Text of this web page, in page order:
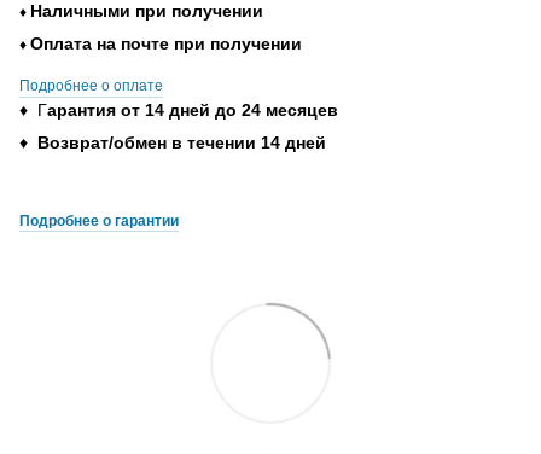
♦ Наличными при получении
♦ Оплата на почте при получении
Подробнее о оплате
♦ Гарантия от 14 дней до 24 месяцев
♦ Возврат/обмен в течении 14 дней
Подробнее о гарантии